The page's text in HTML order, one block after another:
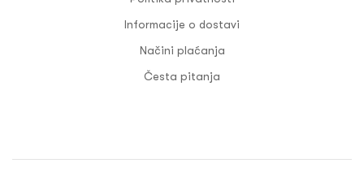
Informacije o dostavi
Načini plaćanja
Česta pitanja